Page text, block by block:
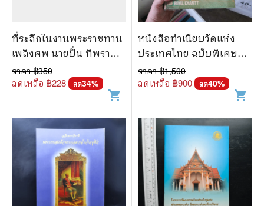
ที่ระลึกในงานพระราชทาน
เพลิงศพ นายปิ่น ทิพราช
คัมภิรานนท์ (ด้านในเป็น
พระเครื่องเบญจภาคี)
ราคา ฿350
ลดเหลือ ฿228 ลด34%
shopping_cart
หนังสือทำเนียบวัดแห่ง
ประเทศไทย ฉบับพิเศษ
โดยเสด็จพระราชกุศล
ราคา ฿1,500
ลดเหลือ ฿900 ลด40%
shopping_cart